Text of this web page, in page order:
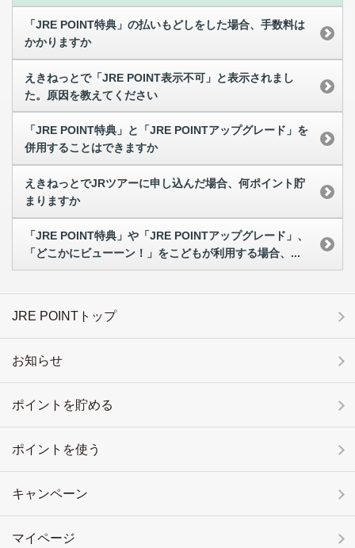
「JRE POINT特典」の払いもどしをした場合、手数料は
かかりますか
えきねっとで「JRE POINT表示不可」と表示されまし
た。原因を教えてください
「JRE POINT特典」と「JRE POINTアップグレード」を
併用することはできますか
えきねっとでJRツアーに申し込んだ場合、何ポイント貯
まりますか
「JRE POINT特典」や「JRE POINTアップグレード」、
「どこかにビューーン！」をこどもが利用する場合、...
JRE POINTトップ
お知らせ
ポイントを貯める
ポイントを使う
キャンペーン
マイページ